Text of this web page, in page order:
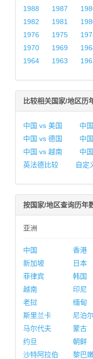
1988
1987
1982
1981
1976
1975
1970
1969
1964
1963
比较相关国家/地区历
中国 vs 美国 中
中国 vs 德国
中
中国 vs 越南
中
英法德比较
自定
按国家/地区查询历年
亚洲
中国 香港
新加坡
日本
菲律宾
韩国
越南
印尼
老挝
缅甸
斯里兰卡
尼泊
马尔代夫
蒙古
约旦
朝鲜
沙特阿拉伯
黎巴